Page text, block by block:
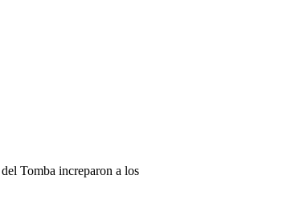
Tomba increparon a los